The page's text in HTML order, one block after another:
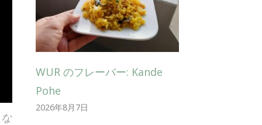
WUR のフレーバー: Kande
Pohe
2026年8月7日